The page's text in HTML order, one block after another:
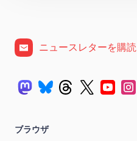
ニュースレターを購読
ブラウザ